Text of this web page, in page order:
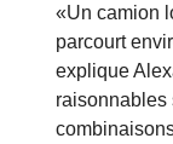
«Un camion
parcourt
explique
raisonnables